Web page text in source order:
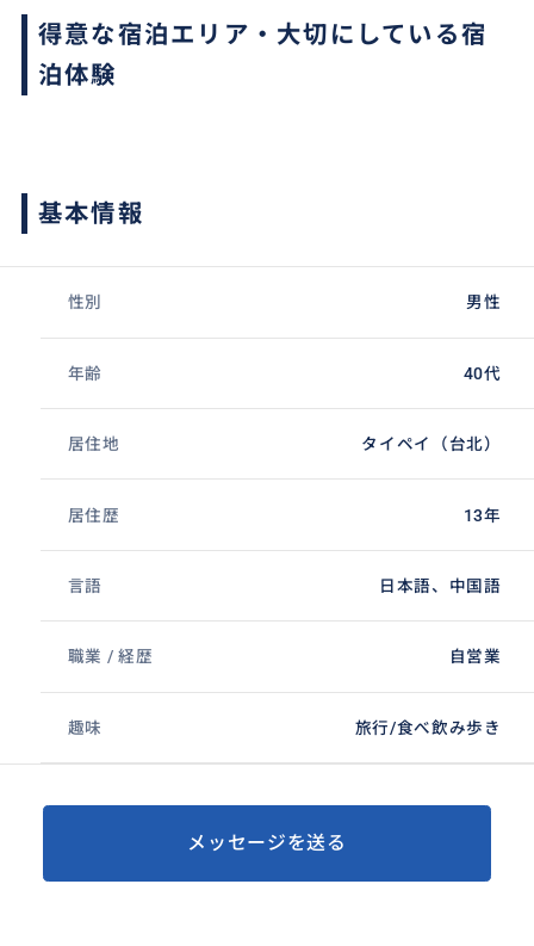
得意な宿泊エリア・大切にしている宿
泊体験
基本情報
性別 男性
年齢 40代
居住地 タイペイ（台北）
居住歴 13年
言語 日本語、中国語
職業 / 経歴 自営業
趣味 旅行/食べ飲み歩き
メッセージを送る